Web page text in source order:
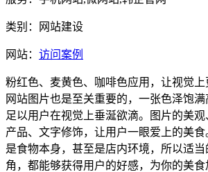
类别：网站建设
网站： 访问案例
粉红色、麦黄色、咖啡色应用，让视觉
网站图片也是至关重要的，一张色泽饱满
足以用户在视觉上垂涎欲滴。图片的美
产品、文字修饰，让用户一眼爱上的美
是食物本身，甚至是店内环境，所以适
角，都能够获得用户的好感，为你的美